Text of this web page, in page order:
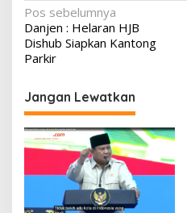
Navigasi
pos
Pos sebelumnya
Danjen : Helaran HJB
Dishub Siapkan Kantong
Parkir
Jangan Lewatkan